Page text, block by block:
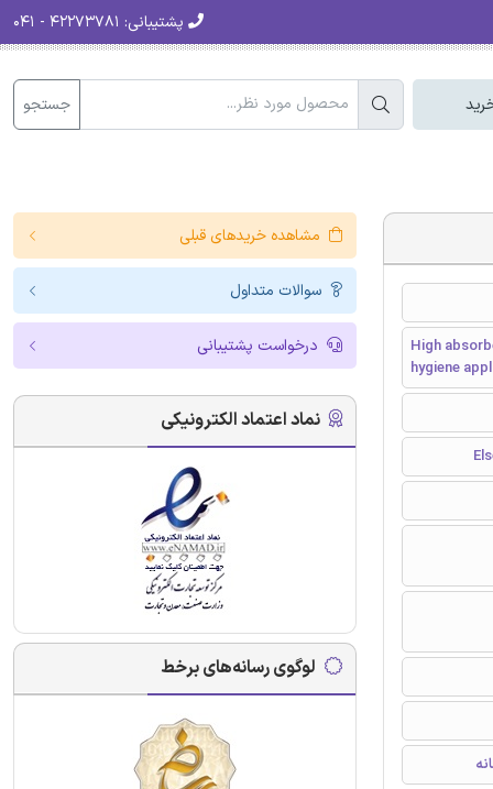
پشتیبانی:
جستجو
High
hygiene
مشاهده خریدهای قبلی
سوالات متداول
درخواست پشتیبانی
نماد اعتماد الکترونیکی
لوگوی رسانه‌های برخط